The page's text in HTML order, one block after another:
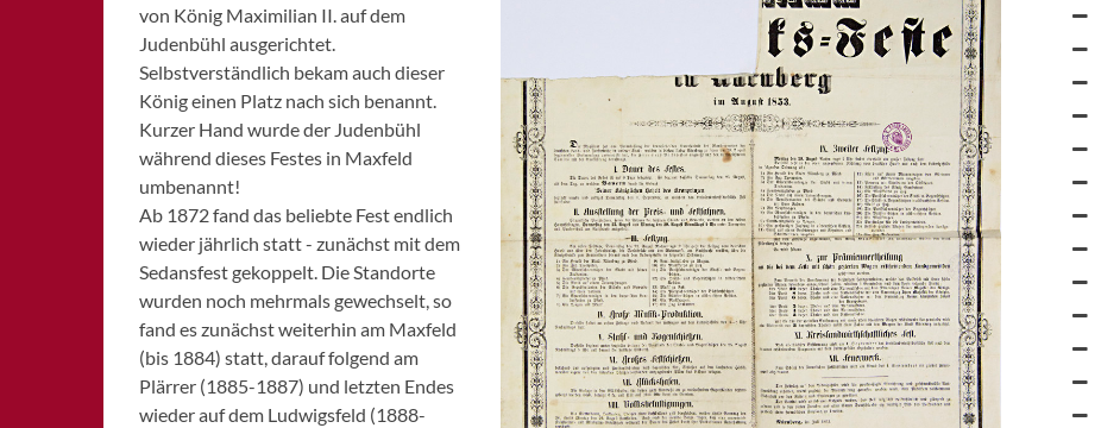
von König Maximilian II. auf dem
Judenbühl ausgerichtet.
Selbstverständlich bekam auch dieser
König einen Platz nach sich benannt.
Kurzer Hand wurde der Judenbühl
während dieses Festes in Maxfeld
umbenannt!
Ab 1872 fand das beliebte Fest endlich
wieder jährlich statt - zunächst mit dem
Sedansfest gekoppelt. Die Standorte
wurden noch mehrmals gewechselt, so
fand es zunächst weiterhin am Maxfeld
(bis 1884) statt, darauf folgend am
Plärrer (1885-1887) und letzten Endes
wieder auf dem Ludwigsfeld (1888-